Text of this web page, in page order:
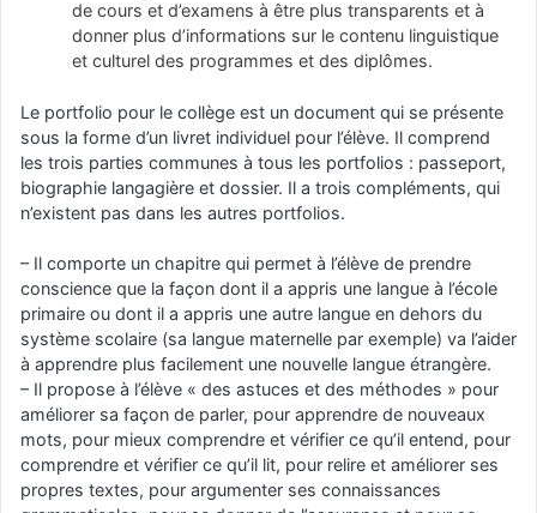
de cours et d’examens à être plus transparents et à
donner plus d’informations sur le contenu linguistique
et culturel des programmes et des diplômes.
Le portfolio pour le collège est un document qui se présente
sous la forme d’un livret individuel pour l’élève. Il comprend
les trois parties communes à tous les portfolios : passeport,
biographie langagière et dossier. Il a trois compléments, qui
n’existent pas dans les autres portfolios.
– Il comporte un chapitre qui permet à l’élève de prendre
conscience que la façon dont il a appris une langue à l’école
primaire ou dont il a appris une autre langue en dehors du
système scolaire (sa langue maternelle par exemple) va l’aider
à apprendre plus facilement une nouvelle langue étrangère.
– Il propose à l’élève « des astuces et des méthodes » pour
améliorer sa façon de parler, pour apprendre de nouveaux
mots, pour mieux comprendre et vérifier ce qu’il entend, pour
comprendre et vérifier ce qu’il lit, pour relire et améliorer ses
propres textes, pour argumenter ses connaissances